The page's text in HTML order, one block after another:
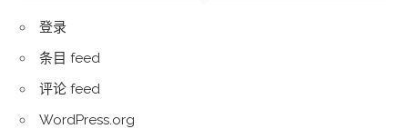
登录
条目 feed
评论 feed
WordPress.org